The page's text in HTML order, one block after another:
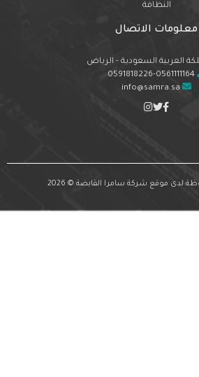
النظافة
معلومات الاتصال
العربية السعودية - الرياض
0591818226-0561111164
info@samra.sa
لدى موقع شركة سامرا القابضة © 2026